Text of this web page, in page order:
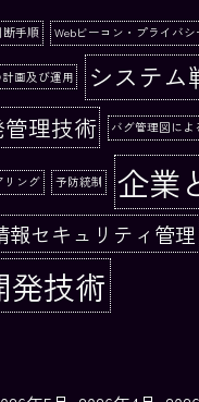
断手順 Webビーコン・プライバ
画及び運用 システム
理技術 バグ管理図に
リング 予防統制 企業
報セキュリティ管理
発技術